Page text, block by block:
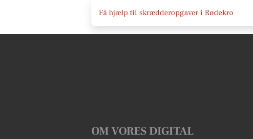
Få hjælp til skrædderopgaver i Rødekro
OM VORES DIGITAL